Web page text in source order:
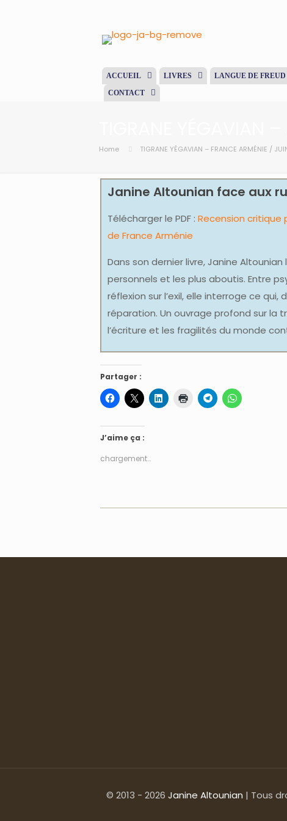
ACCUEIL LIVRES LANGUE DE FREUD
CONTACT
Home TIGRANE YÉGAVIAN – FRANCE ARMÉNIE /
Janine Altounian face aux
Télécharger le PDF : Recension critique
de France Arménie
Dans son dernier livre, Janine
personnels et les plus aboutis. Entre
réflexion sur l’exil, elle interroge ce
réparation. Un ouvrage profond sur la
l’écriture et les fragilités du monde
Partager :
J’aime ça :
chargement…
© 2013 - 2026 Janine Altounian | Tous